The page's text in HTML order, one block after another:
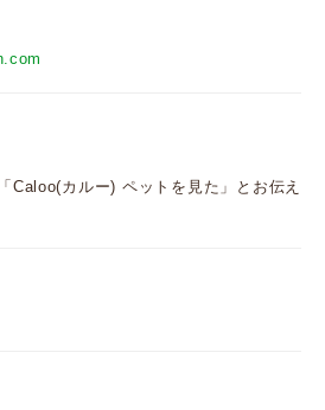
Caloo(カルー) ペットを見た」とお伝え